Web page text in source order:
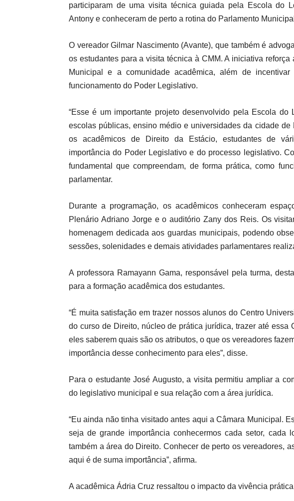
participaram de uma visita técnica guiada pela Escola do
Antony e conheceram de perto a rotina do Parlamento
O vereador Gilmar Nascimento (Avante), que também é
os estudantes para a visita técnica à CMM. A iniciativa
Municipal e a comunidade acadêmica, além de
funcionamento do Poder Legislativo.
“Esse é um importante projeto desenvolvido pela Escola do
escolas públicas, ensino médio e universidades da cidade
os acadêmicos de Direito da Estácio, estudantes de
importância do Poder Legislativo e do processo legislativo.
fundamental que compreendam, de forma prática, como
parlamentar.
Durante a programação, os acadêmicos conheceram
Plenário Adriano Jorge e o auditório Zany dos Reis. Os
homenagem dedicada aos guardas municipais, podendo
sessões, solenidades e demais atividades parlamentares
A professora Ramayann Gama, responsável pela turma,
para a formação acadêmica dos estudantes.
“É muita satisfação em trazer nossos alunos do Centro
do curso de Direito, núcleo de prática jurídica, trazer até essa
eles saberem quais são os atributos, o que os vereadores
importância desse conhecimento para eles”, disse.
Para o estudante José Augusto, a visita permitiu ampliar a
do legislativo municipal e sua relação com a área jurídica.
“Eu ainda não tinha visitado antes aqui a Câmara Municipal.
seja de grande importância conhecermos cada setor, cada
também a área do Direito. Conhecer de perto os vereadores,
aqui é de suma importância”, afirma.
A acadêmica Ádria Cruz ressaltou o impacto da vivência